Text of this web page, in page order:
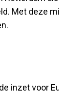
Met deze
inzet voor